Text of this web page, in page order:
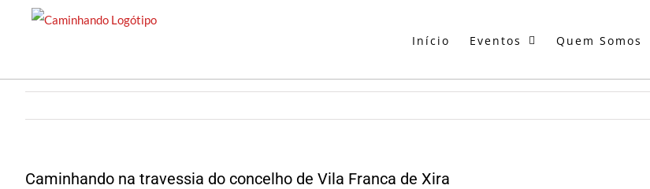
conteúdo
Início Eventos Quem Somos
Caminhando na travessia do concelho de Vila Franca de Xira